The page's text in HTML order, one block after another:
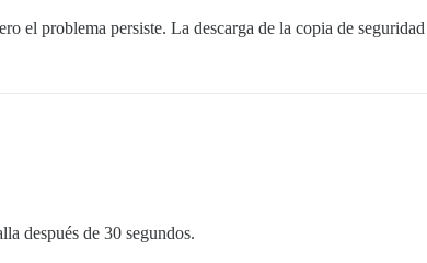
el problema persiste. La descarga de la copia de
después de 30 segundos.